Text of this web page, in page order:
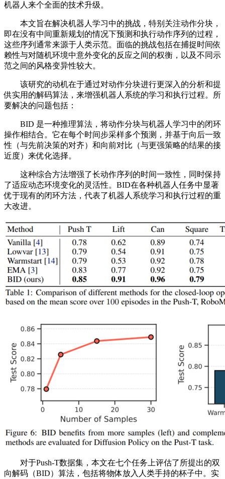
机器人来个全面的技术升级。
本文旨在解决机器人学习中的挑战，特别关注动作分块，
即在没有中间重新规划的情况下预测和执行动作序列的过程，
这些序列通常来源于人类示范。面临的挑战包括在捕捉时间依
赖性与对随机环境中意外变化的反应之间的权衡，以及不同示
范之间的风格变异性较大。
该研究的动机在于通过对动作分块进行更深入的分析和提
供实用的解码算法，来增强机器人系统的学习和执行过程。所
要解决的问题包括：
BID 是一种推理算法，将动作分块与机器人学习中的闭环
操作相结合。它在每个时间步采样多个预测，并基于向后一致
性（与先前决策的对齐）和向前对比（与更强策略的结果的接
近度）来优化选择。
这种综合方法增强了长动作序列的时间一致性，同时保持
了适应动态环境变化的灵活性。BID在各种机器人任务中显著
优于现有的闭环方法，代表了机器人系统学习和执行过程的重
大改进。
对于Push-T数据集，本文在七个任务上评估了所提出的双
向解码（BID）算法，包括将物体放入人类手持的杯子中。实